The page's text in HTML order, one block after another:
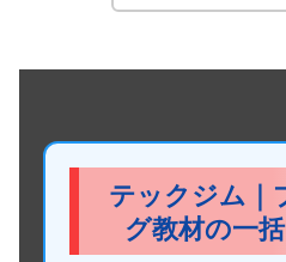
テックジム｜
グ教材の一